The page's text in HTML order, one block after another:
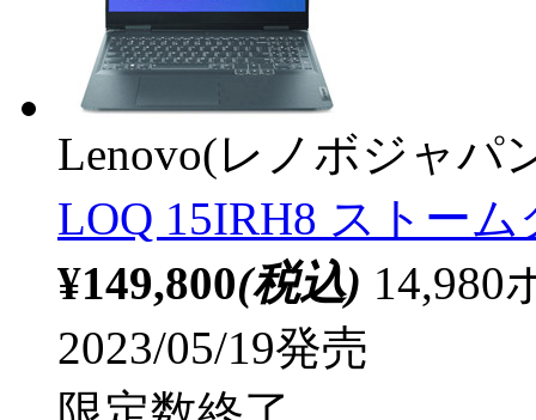
Lenovo(レノボジャパ
LOQ 15IRH8 ストーム
¥149,800(税込) 14,980
2023/05/19発売